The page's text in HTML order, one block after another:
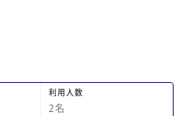
でもま
す。機
ます。
利用人数
2名